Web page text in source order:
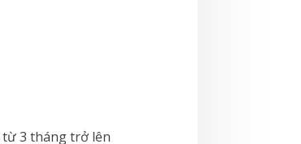
3 tháng trở lên